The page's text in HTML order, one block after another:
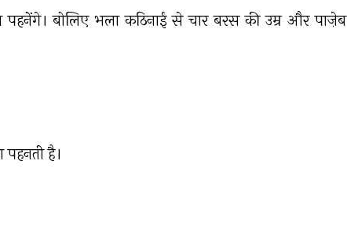
पहनेंगे। बोलिए भला कठिनाई से चार बरस की उम्र और पाज़ेब
है।